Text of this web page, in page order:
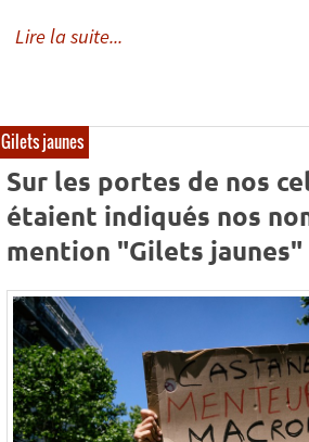
Lire la suite...
Gilets jaunes
Sur les portes de nos
étaient indiqués nos
mention "Gilets jaunes"